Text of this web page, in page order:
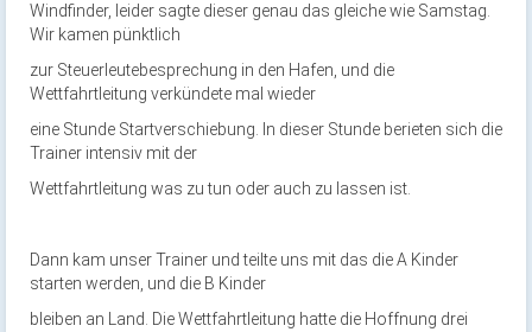
Windfinder, leider sagte dieser genau das gleiche wie Samstag.
Wir kamen pünktlich
zur Steuerleutebesprechung in den Hafen, und die
Wettfahrtleitung verkündete mal wieder
eine Stunde Startverschiebung. In dieser Stunde berieten sich die
Trainer intensiv mit der
Wettfahrtleitung was zu tun oder auch zu lassen ist.
Dann kam unser Trainer und teilte uns mit das die A Kinder
starten werden, und die B Kinder
bleiben an Land. Die Wettfahrtleitung hatte die Hoffnung drei